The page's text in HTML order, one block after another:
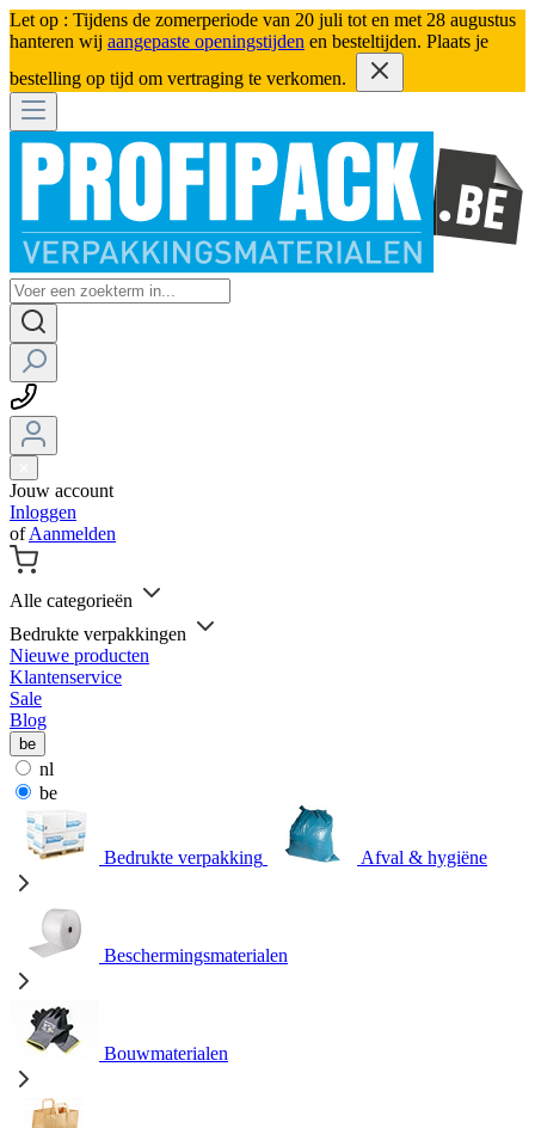
Let op : Tijdens de zomerperiode van 20 juli tot en met 28 augustus
hanteren wij aangepaste openingstijden en besteltijden. Plaats je
bestelling op tijd om vertraging te verkomen.
Jouw account
Inloggen
ofAanmelden
Alle categorieën
Bedrukte verpakkingen
Nieuwe producten
Klantenservice
Sale
Blog
be
nl
be
Bedrukte verpakking Afval & hygiëne
Beschermingsmaterialen
Bouwmaterialen